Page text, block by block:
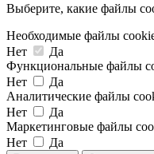
Выберите, какие файлы
Необходимые файлы
Нет
Да
Функциональные файлы
Нет
Да
Аналитические файлы
Нет
Да
Маркетинговые файлы
Нет
Да